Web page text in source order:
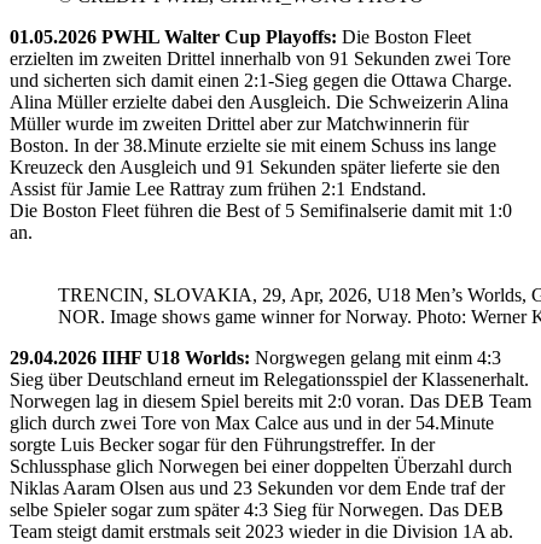
01.05.2026 PWHL Walter Cup Playoffs: Die Boston Fleet
erzielten im zweiten Drittel innerhalb von 91 Sekunden zwei Tore
und sicherten sich damit einen 2:1-Sieg gegen die Ottawa Charge.
Alina Müller erzielte dabei den Ausgleich. Die Schweizerin Alina
Müller wurde im zweiten Drittel aber zur Matchwinnerin für
Boston. In der 38.Minute erzielte sie mit einem Schuss ins lange
Kreuzeck den Ausgleich und 91 Sekunden später lieferte sie den
Assist für Jamie Lee Rattray zum frühen 2:1 Endstand.
Die Boston Fleet führen die Best of 5 Semifinalserie damit mit 1:0
an.
TRENCIN, SLOVAKIA, 29, Apr, 2026, U18 Men’s Worlds,
NOR. Image shows game winner for Norway. Photo: Werner
29.04.2026 IIHF U18 Worlds: Norgwegen gelang mit einm 4:3
Sieg über Deutschland erneut im Relegationsspiel der Klassenerhalt.
Norwegen lag in diesem Spiel bereits mit 2:0 voran. Das DEB Team
glich durch zwei Tore von Max Calce aus und in der 54.Minute
sorgte Luis Becker sogar für den Führungstreffer. In der
Schlussphase glich Norwegen bei einer doppelten Überzahl durch
Niklas Aaram Olsen aus und 23 Sekunden vor dem Ende traf der
selbe Spieler sogar zum später 4:3 Sieg für Norwegen. Das DEB
Team steigt damit erstmals seit 2023 wieder in die Division 1A ab.